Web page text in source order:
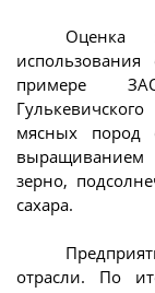
Оценка
примере
мясных пород
выращиванием
зерно,
сахара.
отрасли. По